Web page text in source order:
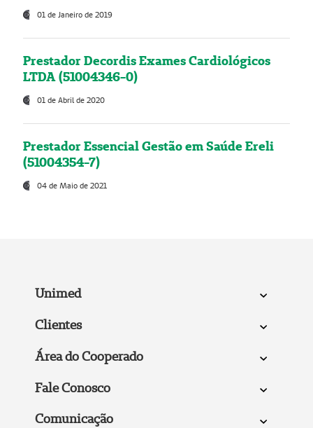
01 de Janeiro de 2019
Prestador Decordis Exames Cardiológicos
LTDA (51004346-0)
01 de Abril de 2020
Prestador Essencial Gestão em Saúde Ereli
(51004354-7)
04 de Maio de 2021
Unimed
Clientes
Área do Cooperado
Fale Conosco
Comunicação